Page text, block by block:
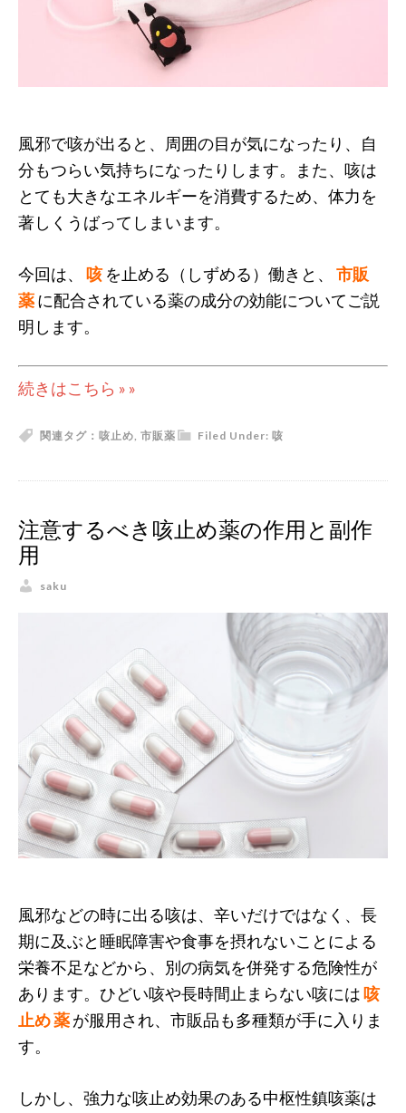
風邪で咳が出ると、周囲の目が気になったり、自
分もつらい気持ちになったりします。また、咳は
とても大きなエネルギーを消費するため、体力を
著しくうばってしまいます。
今回は、 咳を止める（しずめる）働きと、 市販
薬に配合されている薬の成分の効能についてご説
明します。
続きはこちら » »
Filed Under: 咳
関連タグ： 咳止め, 市販薬
注意するべき咳止め薬の作用と副作
用
saku
風邪などの時に出る咳は、辛いだけではなく、長
期に及ぶと睡眠障害や食事を摂れないことによる
栄養不足などから、別の病気を併発する危険性が
あります。ひどい咳や長時間止まらない咳には咳
止め薬が服用され、市販品も多種類が手に入りま
す。
しかし、強力な咳止め効果のある中枢性鎮咳薬は